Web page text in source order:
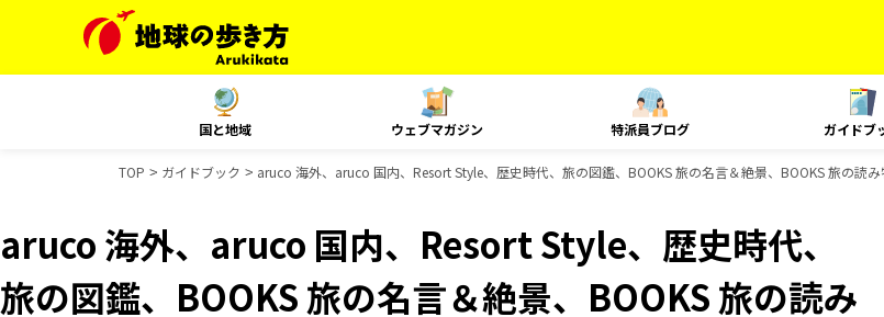
国と地域 ウェブマガジン 特派員ブログ ガイドブ
TOP ガイドブック aruco 海外、aruco 国内、Resort Style、歴史時代、旅の図鑑、BOOKS 旅の名言＆絶景、BOOKS 旅の読
aruco 海外、aruco 国内、Resort Style、歴史時代、
旅の図鑑、BOOKS 旅の名言＆絶景、BOOKS 旅の読み